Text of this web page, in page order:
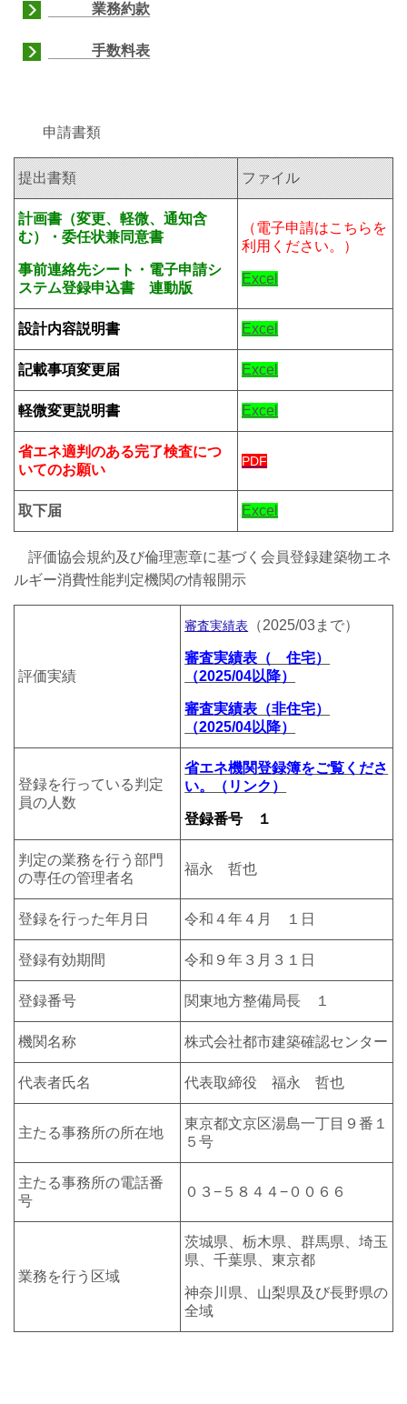
業務約款
手数料表
申請書類
提出書類 ファイル
計画書（変更、軽微、通知含
む）・委任状兼同意書
事前連絡先シート・電子申請シ
ステム登録申込書 連動版
（電子申請はこちらを
利用ください。）
Excel
設計内容説明書 Excel
記載事項変更届 Excel
軽微変更説明書 Excel
省エネ適判のある完了検査につ
いてのお願い
PDF
取下届 Excel
評価協会規約及び倫理憲章に基づく会員登録建築物エネ
ルギー消費性能判定機関の情報開示
評価実績
審査実績表 （2025/03まで）
審査実績表（ 住宅）
（2025/04以降）
審査実績表（非住宅）
（2025/04以降）
登録を行っている判定
員の人数
省エネ機関登録簿をご覧くださ
い。（リンク）
登録番号 １
判定の業務を行う部門
の専任の管理者名
福永 哲也
登録を行った年月日 令和４年４月 １日
登録有効期間 令和９年３月３１日
登録番号 関東地方整備局長 １
機関名称 株式会社都市建築確認センター
代表者氏名 代表取締役福永 哲也
主たる事務所の所在地
東京都文京区湯島一丁目９番１
５号
主たる事務所の電話番
号
０３−５８４４−００６６
業務を行う区域
茨城県、栃木県、群馬県、埼玉
県、千葉県、東京都
神奈川県、山梨県及び長野県の
全域